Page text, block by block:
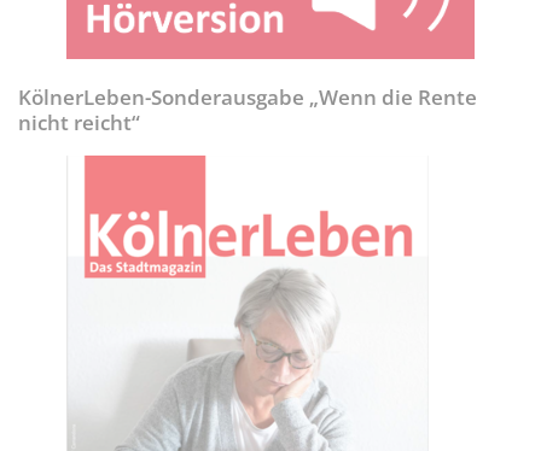
KölnerLeben-Sonderausgabe „Wenn die Rente
nicht reicht“